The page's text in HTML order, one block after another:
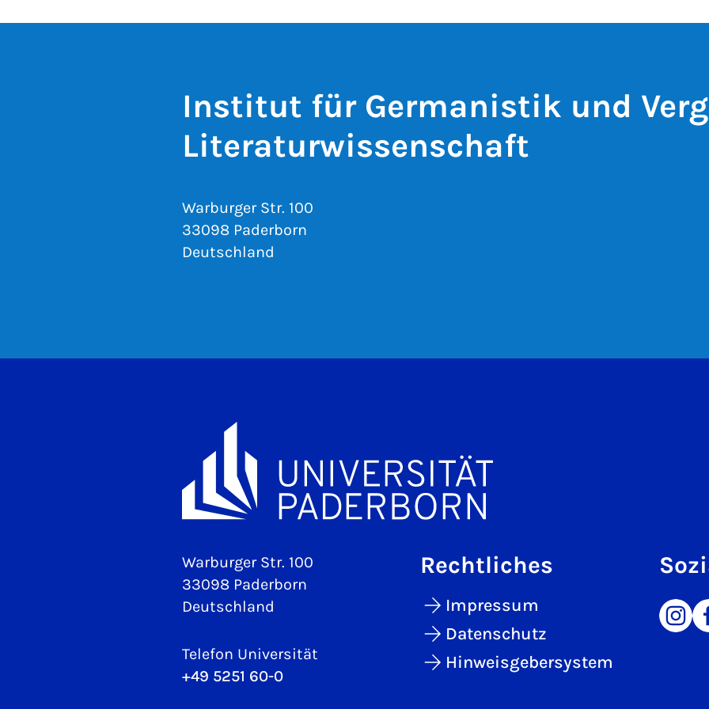
Institut für Germanistik und
Literaturwissenschaft
Warburger Str. 100
33098 Paderborn
Deutschland
Warburger Str. 100
33098 Paderborn
Deutschland
Telefon Universität
+49 5251 60-0
Rechtliches
Impressum
Datenschutz
Hinweisgebersystem